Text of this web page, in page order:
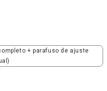
+ parafuso de
+ parafuso de ajuste